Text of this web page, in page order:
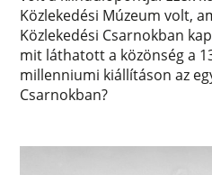
Közlekedési Múzeum volt,
Közlekedési Csarnokban
mit láthatott a közönség a
millenniumi kiállításon az
Csarnokban?